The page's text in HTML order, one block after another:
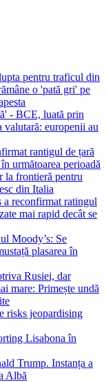
pentru traficul din
o 'pată gri' pe
- BCE, luată prin
valutară: europenii au
rantigul de țară
următoarea perioadă
la frontieră pentru
din Italia
a reconfirmat ratingul
mai rapid decât se
Moody’s: Se
plasarea în
Rusiei, dar
mare: Primește undă
risks jeopardising
Lisabona în
Trump. Instanța a
Albă